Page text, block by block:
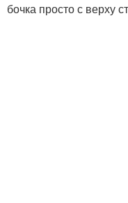
бочка просто с верху